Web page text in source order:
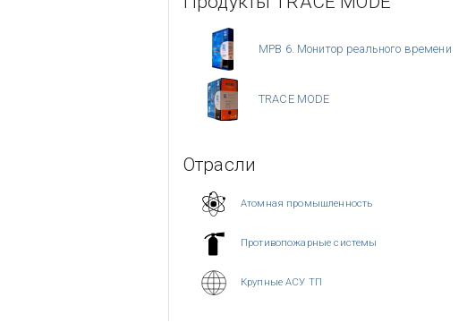
МРВ 6. Монитор реального времени
TRACE MODE
Отрасли
Атомная промышленность
Противопожарные системы
Крупные АСУ ТП